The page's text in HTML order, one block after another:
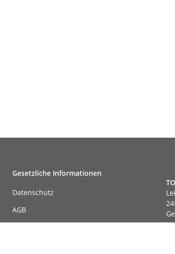
Gesetzliche Informationen
Datenschutz
AGB
TO